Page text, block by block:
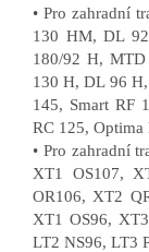
• Pro zahradní
130 HM, DL
180/92 H,
130 H, DL 96
145, Smart RF
RC 125,
• Pro zahradní
XT1 OS107,
OR106, XT2
XT1 OS96,
LT2 NS96, LT3